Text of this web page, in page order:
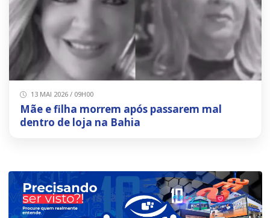
13 MAI 2026 / 09H00
Mãe e filha morrem após passarem mal
dentro de loja na Bahia